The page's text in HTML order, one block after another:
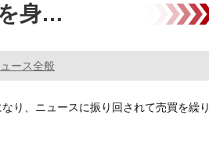
身…
ース全般
り、ニュースに振り回されて売買を繰り